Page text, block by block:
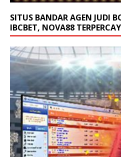
SITUS BANDAR AGEN JUDI
IBCBET, NOVA88